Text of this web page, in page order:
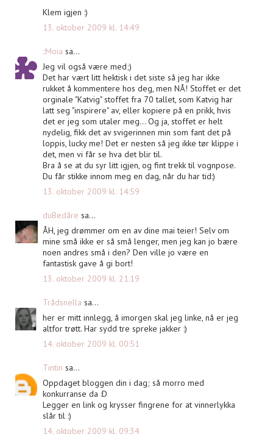
Klem igjen :)
13. oktober 2009 kl. 14:49
::Moia sa...
Jeg vil også være med;)
Det har vært litt hektisk i det siste så jeg har ikke
rukket å kommentere hos deg, men NÅ! Stoffet er det
orginale "Katvig" stoffet fra 70 tallet, som Katvig har
latt seg "inspirere" av, eller kopiere på en prikk, hvis
det er jeg som utaler meg... Og ja, stoffet er helt
nydelig, fikk det av svigerinnen min som fant det på
loppis, lucky me! Det er nesten så jeg ikke tør klippe i
det, men vi får se hva det blir til.
Bra å se at du syr litt igjen, og fint trekk til vognpose.
Du får stikke innom meg en dag, når du har tid:)
13. oktober 2009 kl. 14:59
duBedåre sa...
ÅH, jeg drømmer om en av dine mai teier! Selv om
mine små ikke er så små lenger, men jeg kan jo bære
noen andres små i den? Den ville jo være en
fantastisk gave å gi bort!
13. oktober 2009 kl. 21:19
Trådsnella sa...
her er mitt innlegg, å imorgen skal jeg linke, nå er jeg
altfor trøtt. Har sydd tre spreke jakker :)
14. oktober 2009 kl. 00:51
Tintin sa...
Oppdaget bloggen din i dag; så morro med
konkurranse da :D
Legger en link og krysser fingrene for at vinnerlykka
slår til :)
14. oktober 2009 kl. 09:34